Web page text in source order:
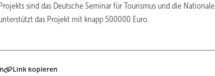
sind das Deutsche Seminar für Tourismus und die Nationale
das Projekt mit knapp 500000 Euro.
Link kopieren